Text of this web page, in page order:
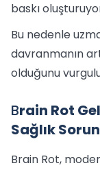
baskı
Bu nedenle
davranmanın
olduğunu
Brain Rot
Sağlık
Brain Rot,